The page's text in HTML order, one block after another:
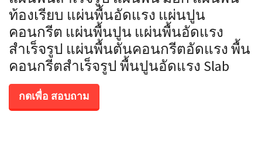
ท้องเรียบ แผ่นพื้นอัดแรง แผ่นปูน
คอนกรีต แผ่นพื้นปูน แผ่นพื้นอัดแรง
สำเร็จรูป แผ่นพื้นตันคอนกรีตอัดแรง พื้น
คอนกรีตสำเร็จรูป พื้นปูนอัดแรง Slab
กดเพื่อ สอบถาม